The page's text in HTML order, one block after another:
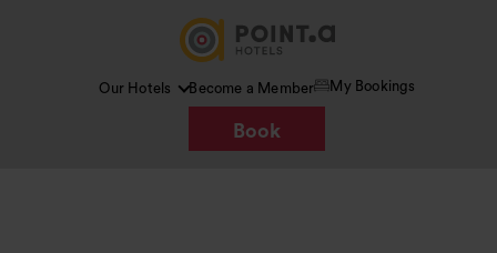
Our Hotels Become a Member My Bookings
Book